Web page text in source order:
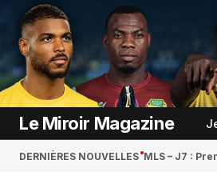
Le Miroir Magazine
DERNIÈRES NOUVELLES MLS – J7 :